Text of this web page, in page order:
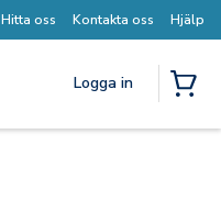
Hitta oss Kontakta oss Hjälp
Logga in